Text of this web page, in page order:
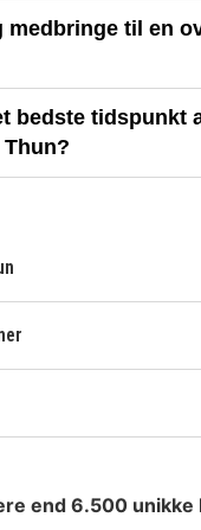
medbringe til en
bedste tidspunkt
end 6.500